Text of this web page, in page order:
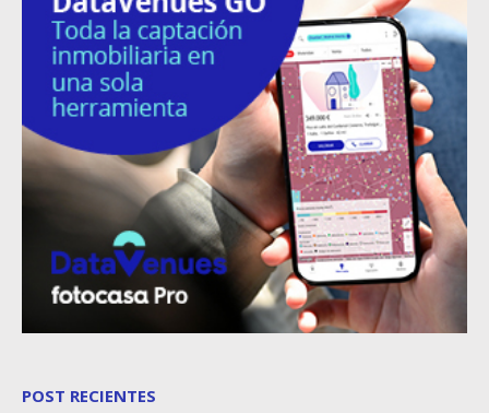
POST RECIENTES